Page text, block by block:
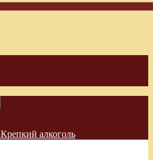
Крепкий алкоголь